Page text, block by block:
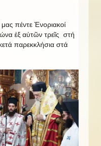
πέντε Ἐνοριακοί
ἐξ αὐτῶν τρεῖς στή
παρεκκλήσια στά